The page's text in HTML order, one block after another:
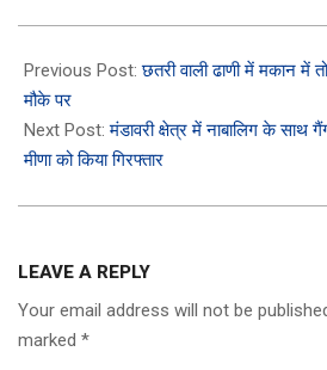
12-
20
Previous Post:छतरी वाली ढाणी में मकान में
मौके पर
Next Post:मंडावरी क्षेत्र में नाबालिग के साथ
मीणा को किया गिरफ्तार
LEAVE A REPLY
Your email address will not be
marked *